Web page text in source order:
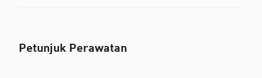
Petunjuk Perawatan